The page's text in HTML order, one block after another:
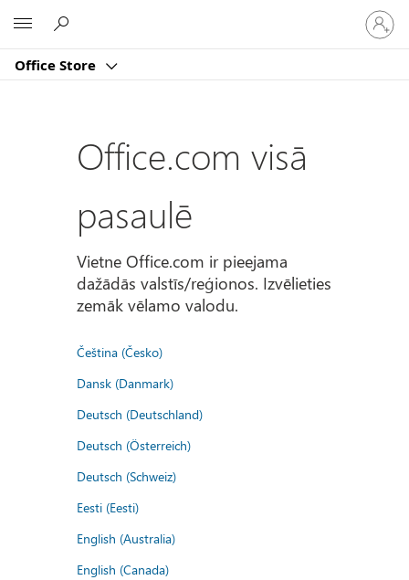
Office Store
savā
kontā
Office.com visā
pasaulē
Vietne Office.com ir pieejama
dažādās valstīs/reģionos. Izvēlieties
zemāk vēlamo valodu.
Čeština (Česko)
Dansk (Danmark)
Deutsch (Deutschland)
Deutsch (Österreich)
Deutsch (Schweiz)
Eesti (Eesti)
English (Australia)
English (Canada)